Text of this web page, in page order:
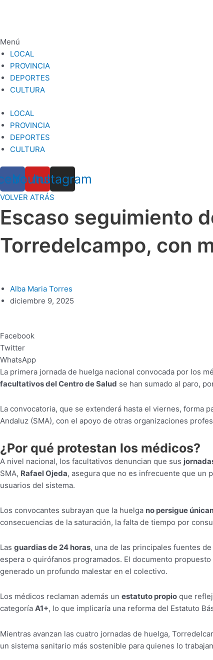
Menú
LOCAL
PROVINCIA
DEPORTES
CULTURA
LOCAL
PROVINCIA
DEPORTES
CULTURA
Youtube
Instagram
VOLVER ATRÁS
Escaso seguimiento
Torredelcampo, con
Alba Maria Torres
diciembre 9, 2025
Facebook
Twitter
WhatsApp
La primera jornada de huelga nacional convocada por los
facultativos del Centro de Salud se han sumado al paro,
La convocatoria, que se extenderá hasta el viernes, forma
Andaluz (SMA), con el apoyo de otras organizaciones
¿Por qué protestan los médicos?
A nivel nacional, los facultativos denuncian que sus
SMA, Rafael Ojeda, asegura que no es infrecuente que un
usuarios del sistema.
Los convocantes subrayan que la huelga no persigue
consecuencias de la saturación, la falta de tiempo por
Las guardias de 24 horas, una de las principales fuentes
espera o quirófanos programados. El documento
generado un profundo malestar en el colectivo.
Los médicos reclaman además un estatuto propio que
categoría A1+, lo que implicaría una reforma del Estatuto
Mientras avanzan las cuatro jornadas de huelga,
un sistema sanitario más sostenible para quienes lo